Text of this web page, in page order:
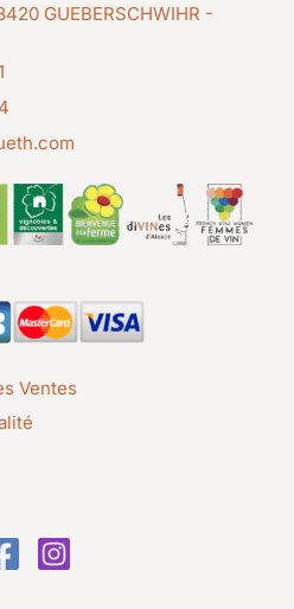
GUEBERSCHWIHR -
Ventes